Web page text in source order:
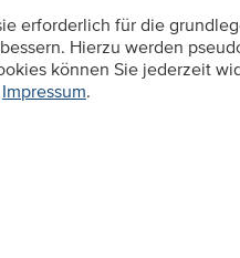
nun mit dem ersten
erforderlich für die
Hierzu werden
können Sie jederzeit
Impressum.